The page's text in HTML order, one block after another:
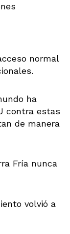
normal
ha
contra estas
de manera
Fría nunca
volvió a